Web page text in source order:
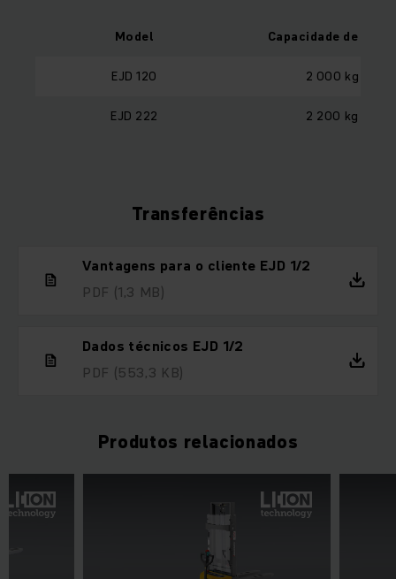
Model Capacidade de
EJD 120 2 000 kg
EJD 222 2 200 kg
Transferências
Vantagens para o cliente EJD 1/2
PDF (1,3 MB)
Dados técnicos EJD 1/2
PDF (553,3 KB)
Produtos relacionados